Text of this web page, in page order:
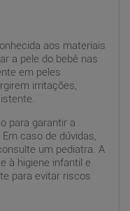
aos materiais
a pele do bebê nas
em peles
irritações,
para garantir a
caso de dúvidas,
um pediatra. A
à higiene infantil e
para evitar riscos